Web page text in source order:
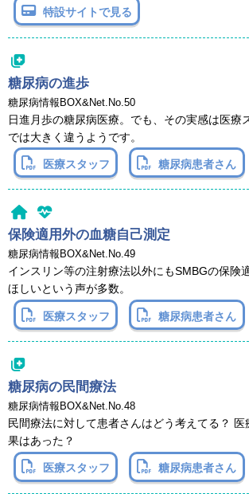
特設サイトで見る
糖尿病の進歩
糖尿病情報BOX&Net.No.50
日進月歩の糖尿病医療。でも、その実感は医療
では大きく違うようです。
医療スタッフ 糖尿病患者さん
保険適用外の血糖自己測定
糖尿病情報BOX&Net.No.49
インスリン等の注射療法以外にもSMBGの保険
ほしいという声が多数。
医療スタッフ 糖尿病患者さん
糖尿病の民間療法
糖尿病情報BOX&Net.No.48
民間療法に対して患者さんはどう考えてる？
果はあった？
医療スタッフ 糖尿病患者さん